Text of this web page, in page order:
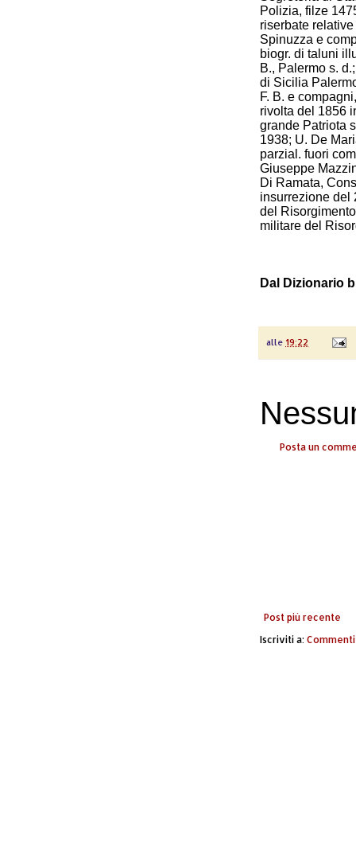
Polizia, filze
riserbate
Spinuzza e
biogr. di taluni
B., Palermo s.
di Sicilia
F. B. e
rivolta del 1856
grande Patriota
1938; U. De
parzial. fuori
Giuseppe
Di Ramata,
insurrezione del
del
militare del
Dal Dizionario
alle 19:22
Posta un
Post più recente
Iscriviti a: